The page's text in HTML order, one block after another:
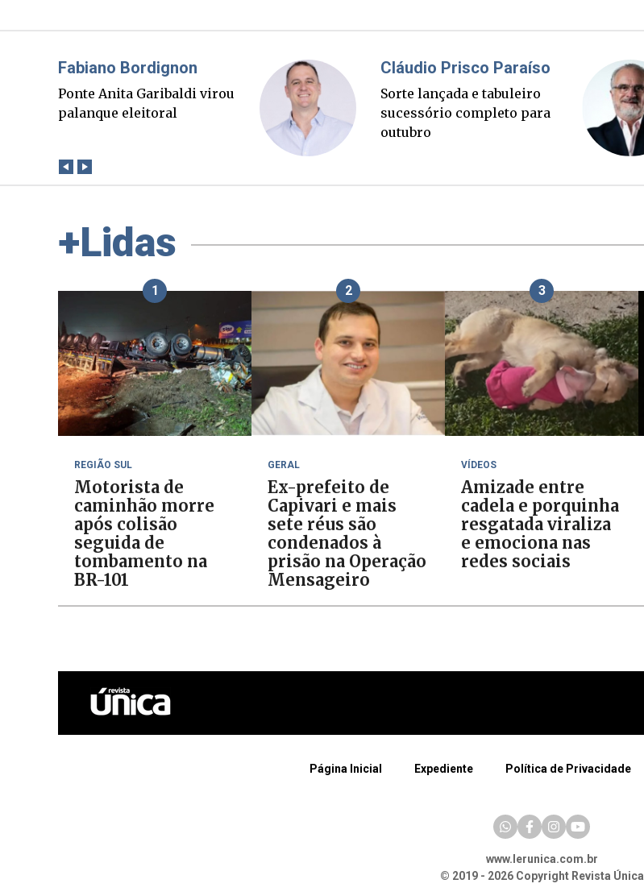
Misael Elias
O Boato corre mais rápido
que a verdade. Mas quem
Fabiano Bordignon
Ponte Anita Garibaldi virou
palanque eleitoral
+Lidas
1
REGIÃO SUL
Motorista de
caminhão morre
após colisão
seguida de
tombamento na
BR-101
2
GERAL
Ex-prefeito de
Capivari e mais
sete réus são
condenados à
prisão na Operação
Mensageiro
3
VÍDEOS
Amizade entre
cadela e porquinha
resgatada viraliza
e emociona nas
redes sociais
Página Inicial Expediente Política de Privacidade
www.lerunica.com.br
© 2019 - 2026 Copyright Revista Única